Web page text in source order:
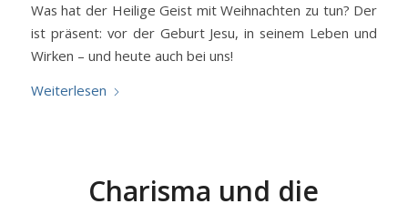
Was hat der Heilige Geist mit Weihnachten zu tun? Der
ist präsent: vor der Geburt Jesu, in seinem Leben und
Wirken – und heute auch bei uns!
Weiterlesen
Charisma und die